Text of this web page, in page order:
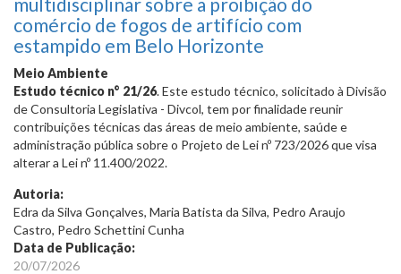
comércio de fogos de artifício com
estampido em Belo Horizonte
Meio Ambiente
Estudo técnico n° 21/26. Este estudo técnico, solicitado à Divisão
de Consultoria Legislativa - Divcol, tem por finalidade reunir
contribuições técnicas das áreas de meio ambiente, saúde e
administração pública sobre o Projeto de Lei nº 723/2026 que visa
alterar a Lei nº 11.400/2022.
Autoria:
Edra da Silva Gonçalves, Maria Batista da Silva, Pedro Araujo
Castro, Pedro Schettini Cunha
Data de Publicação:
20/07/2026